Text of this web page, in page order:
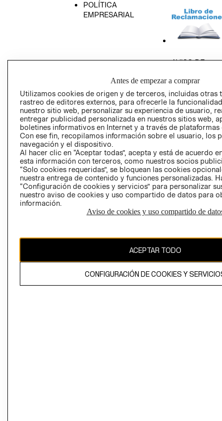
POLÍTICA
EMPRESARIAL
AVISO DE
GIFT CARD
AVISO DE
Perú (S/)
CAMBIAR REGIÓN
propiedad de H&M Hennes & Mauritz AB
Antes de empezar a comprar
Utilizamos cookies de origen y de terceros, incluidas otras
rastreo de editores externos, para ofrecerle la
nuestro sitio web, personalizar su experiencia de usuario,
entregar publicidad personalizada en nuestros sitios web,
boletines informativos en Internet y a través de plataformas
Con ese fin, recopilamos información sobre el usuario, los
navegación y el dispositivo.
Al hacer clic en “Aceptar todas”, acepta y está de acuerdo
esta información con terceros, como nuestros socios
“Solo cookies requeridas”, se bloquean las cookies
nuestra entrega de contenido y funciones personalizadas.
“Configuración de cookies y servicios” para personalizar
nuestro aviso de cookies y uso compartido de datos para
información.
Aviso de cookies y uso compartido de
ACEPTAR TODO
CONFIGURACIÓN DE COOKIES Y